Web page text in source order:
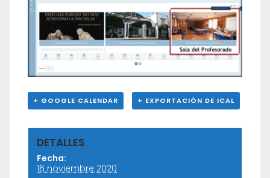
+ GOOGLE CALENDAR + EXPORTACIÓN DE ICAL
DETALLES
Fecha:
16 noviembre 2020